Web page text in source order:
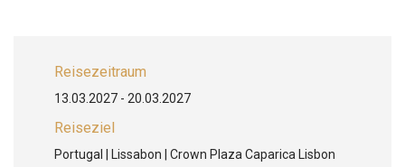
Reisezeitraum
13.03.2027 - 20.03.2027
Reiseziel
Portugal | Lissabon | Crown Plaza Caparica Lisbon